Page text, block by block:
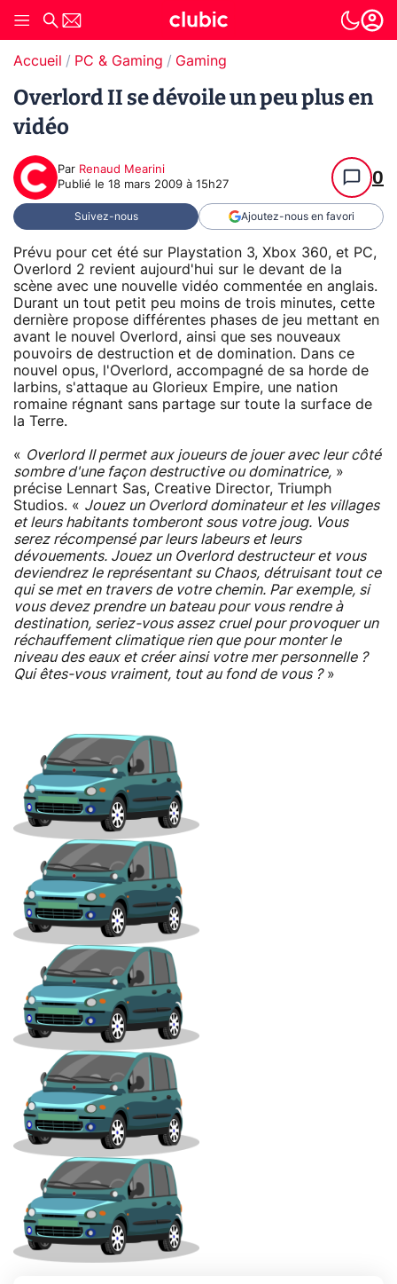
Accueil PC & Gaming Gaming
Overlord II se dévoile un peu plus en
vidéo
Par Renaud Mearini
Publié le 18 mars 2009 à 15h27 0
Suivez-nous Ajoutez-nous en favori
Prévu pour cet été sur Playstation 3, Xbox 360, et PC,
Overlord 2 revient aujourd'hui sur le devant de la
scène avec une nouvelle vidéo commentée en anglais.
Durant un tout petit peu moins de trois minutes, cette
dernière propose différentes phases de jeu mettant en
avant le nouvel Overlord, ainsi que ses nouveaux
pouvoirs de destruction et de domination. Dans ce
nouvel opus, l'Overlord, accompagné de sa horde de
larbins, s'attaque au Glorieux Empire, une nation
romaine régnant sans partage sur toute la surface de
la Terre.
« Overlord II permet aux joueurs de jouer avec leur côté
sombre d'une façon destructive ou dominatrice, »
précise Lennart Sas, Creative Director, Triumph
Studios. « Jouez un Overlord dominateur et les villages
et leurs habitants tomberont sous votre joug. Vous
serez récompensé par leurs labeurs et leurs
dévouements. Jouez un Overlord destructeur et vous
deviendrez le représentant su Chaos, détruisant tout ce
qui se met en travers de votre chemin. Par exemple, si
vous devez prendre un bateau pour vous rendre à
destination, seriez-vous assez cruel pour provoquer un
réchauffement climatique rien que pour monter le
niveau des eaux et créer ainsi votre mer personnelle ?
Qui êtes-vous vraiment, tout au fond de vous ?»